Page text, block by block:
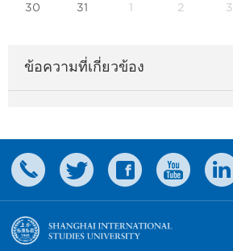
30 31 1 2 3
ข้อความที่เกี่ยวข้อง